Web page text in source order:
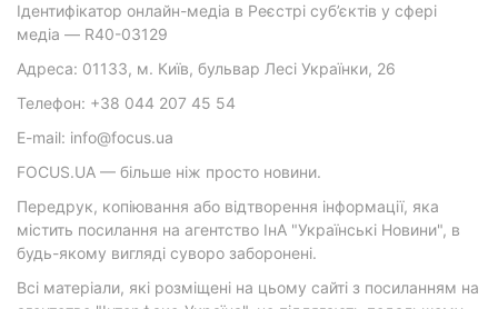
Ідентифікатор онлайн-медіа в Реєстрі суб’єктів у сфері
медіа — R40-03129
Адреса: 01133, м. Київ, бульвар Лесі Українки, 26
Телефон: +38 044 207 45 54
E-mail: info@focus.ua
FOCUS.UA — більше ніж просто новини.
Передрук, копіювання або відтворення інформації, яка
містить посилання на агентство ІнА "Українські Новини", в
будь-якому вигляді суворо заборонені.
Всі матеріали, які розміщені на цьому сайті з посиланням на